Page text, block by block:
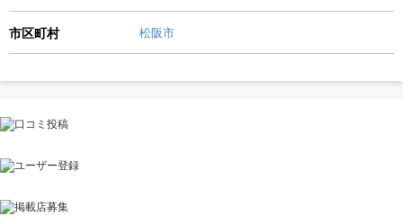
市区町村 松阪市